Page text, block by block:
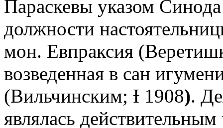
Параскевы указом
должности
мон. Евпраксия
возведенная в сан
(Вильчинским; Ɨ 1908).
являлась